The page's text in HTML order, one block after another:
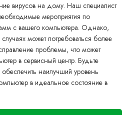
вирусов на дому. Наш специалист
мероприятия по
с вашего компьютера. Однако,
случаях может потребоваться более
проблемы, что может
в сервисный центр. Будьте
наилучший уровень
в идеальное состояние в